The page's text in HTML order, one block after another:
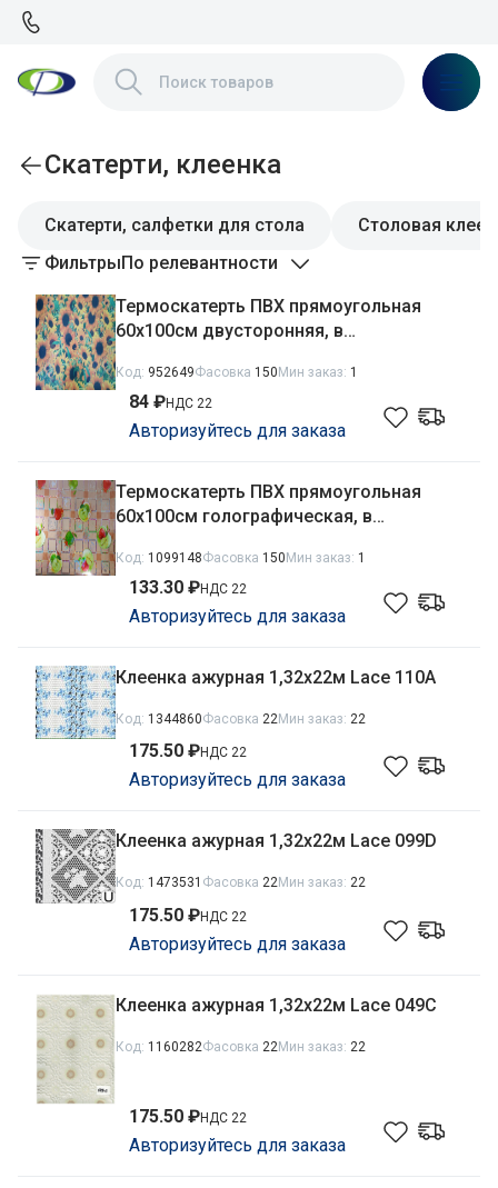
Скатерти, клеенка
Скатерти, салфетки для стола
Столовая
ФильтрыПо релевантности
Термоскатерть ПВХ прямоугольная
60х100см двусторонняя, в
Код: 952649Фасовка 150 Мин заказ: 1
84 ₽НДС 22
Авторизуйтесь для заказа
Термоскатерть ПВХ прямоугольная
60х100см голографическая, в
Код: 1099148Фасовка 150 Мин заказ: 1
133.30 ₽НДС 22
Авторизуйтесь для заказа
Клеенка ажурная 1,32х22м Lace 110A
Код: 1344860Фасовка 22Мин заказ: 22
175.50 ₽НДС 22
Авторизуйтесь для заказа
Клеенка ажурная 1,32х22м Lace 099D
Код: 1473531 Фасовка 22Мин заказ: 22
175.50 ₽НДС 22
Авторизуйтесь для заказа
Клеенка ажурная 1,32х22м Lace 049C
Код: 1160282Фасовка 22Мин заказ: 22
175.50 ₽НДС 22
Авторизуйтесь для заказа